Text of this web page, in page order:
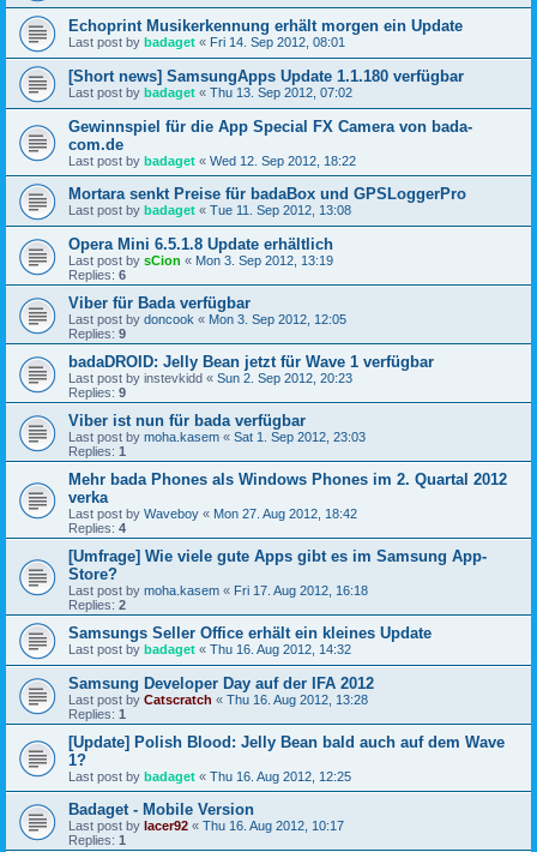
Echoprint Musikerkennung erhält morgen ein Update
Last post by badaget « Fri 14. Sep 2012, 08:01
[Short news] SamsungApps Update 1.1.180 verfügbar
Last post by badaget « Thu 13. Sep 2012, 07:02
Gewinnspiel für die App Special FX Camera von bada-
com.de
Last post by badaget « Wed 12. Sep 2012, 18:22
Mortara senkt Preise für badaBox und GPSLoggerPro
Last post by badaget « Tue 11. Sep 2012, 13:08
Opera Mini 6.5.1.8 Update erhältlich
Last post by sCion « Mon 3. Sep 2012, 13:19
Replies: 6
Viber für Bada verfügbar
Last post by doncook « Mon 3. Sep 2012, 12:05
Replies: 9
badaDROID: Jelly Bean jetzt für Wave 1 verfügbar
Last post by instevkidd « Sun 2. Sep 2012, 20:23
Replies: 9
Viber ist nun für bada verfügbar
Last post by moha.kasem « Sat 1. Sep 2012, 23:03
Replies: 1
Mehr bada Phones als Windows Phones im 2. Quartal 2012
verka
Last post by Waveboy « Mon 27. Aug 2012, 18:42
Replies: 4
[Umfrage] Wie viele gute Apps gibt es im Samsung App-
Store?
Last post by moha.kasem « Fri 17. Aug 2012, 16:18
Replies: 2
Samsungs Seller Office erhält ein kleines Update
Last post by badaget « Thu 16. Aug 2012, 14:32
Samsung Developer Day auf der IFA 2012
Last post by Catscratch « Thu 16. Aug 2012, 13:28
Replies: 1
[Update] Polish Blood: Jelly Bean bald auch auf dem Wave
1?
Last post by badaget « Thu 16. Aug 2012, 12:25
Badaget - Mobile Version
Last post by lacer92 « Thu 16. Aug 2012, 10:17
Replies: 1